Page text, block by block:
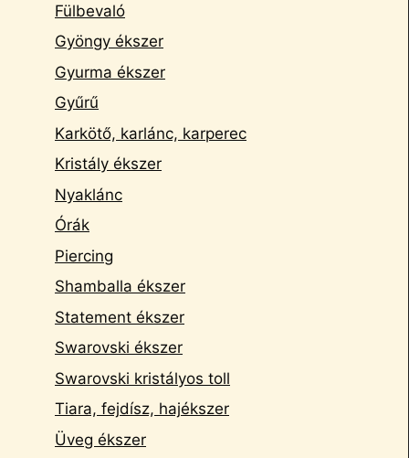
Fülbevaló
Gyöngy ékszer
Gyurma ékszer
Gyűrű
Karkötő, karlánc, karperec
Kristály ékszer
Nyaklánc
Órák
Piercing
Shamballa ékszer
Statement ékszer
Swarovski ékszer
Swarovski kristályos toll
Tiara, fejdísz, hajékszer
Üveg ékszer